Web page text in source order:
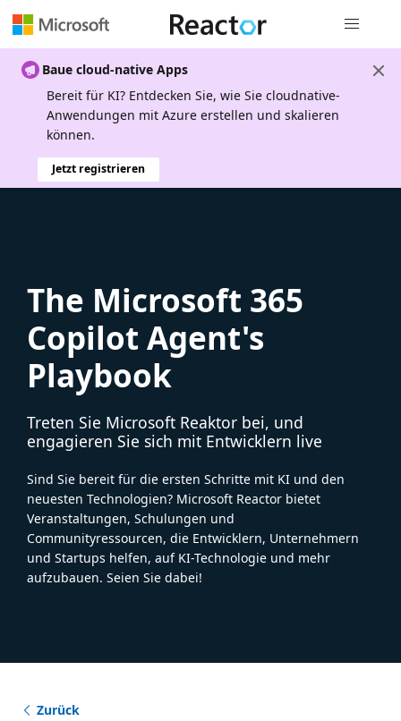
Baue cloud-native Apps
Bereit für KI? Entdecken Sie, wie Sie cloudnative-
Anwendungen mit Azure erstellen und skalieren
können.
Jetzt registrieren
The Microsoft 365
Copilot Agent's
Playbook
Treten Sie Microsoft Reaktor bei, und
engagieren Sie sich mit Entwicklern live
Sind Sie bereit für die ersten Schritte mit KI und den
neuesten Technologien? Microsoft Reactor bietet
Veranstaltungen, Schulungen und
Communityressourcen, die Entwicklern, Unternehmern
und Startups helfen, auf KI-Technologie und mehr
aufzubauen. Seien Sie dabei!
Zurück